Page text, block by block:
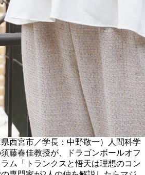
西宮市／学長：中野敬一）人間科学
藤春佳教授が、ドラゴンボールオフ
ム「トランクスと悟天は理想のコン